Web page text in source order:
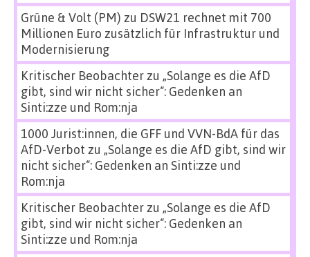
Grüne & Volt (PM) zu DSW21 rechnet mit 700
Millionen Euro zusätzlich für Infrastruktur und
Modernisierung
Kritischer Beobachterzu „Solange es die AfD
gibt, sind wir nicht sicher“: Gedenken an
Sinti:zze und Rom:nja
1000 Jurist:innen, die GFF und VVN-BdA für das
AfD-Verbot zu „Solange es die AfD gibt, sind wir
nicht sicher“: Gedenken an Sinti:zze und
Rom:nja
Kritischer Beobachterzu „Solange es die AfD
gibt, sind wir nicht sicher“: Gedenken an
Sinti:zze und Rom:nja